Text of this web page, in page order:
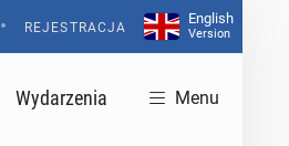
• REJESTRACJA
English
Version
Wydarzenia Menu